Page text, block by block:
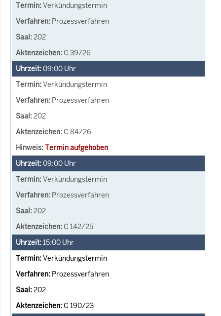
Verkündungstermin
Prozessverfahren
202
C 39/26
09:00 Uhr
Verkündungstermin
Prozessverfahren
202
C 84/26
Termin aufgehoben
09:00 Uhr
Verkündungstermin
Prozessverfahren
202
C 142/25
15:00 Uhr
Verkündungstermin
Prozessverfahren
202
C 190/23